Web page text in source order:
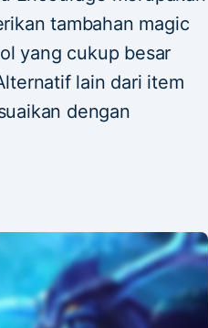
tambahan magic
yang cukup besar
lain dari item
dengan